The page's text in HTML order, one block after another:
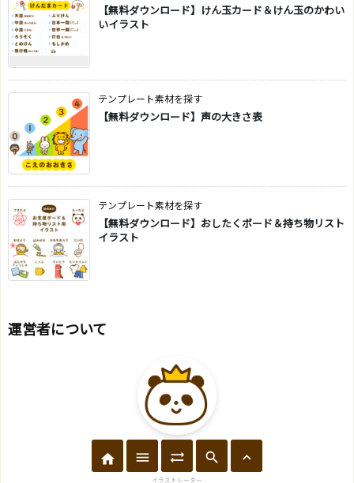
【無料ダウンロード】けん玉カード＆けん玉のかわい
いイラスト
テンプレート素材を探す
【無料ダウンロード】声の大きさ表
テンプレート素材を探す
【無料ダウンロード】おしたくボード＆持ち物リスト
イラスト
運営者について
麦
イラストレーター
    